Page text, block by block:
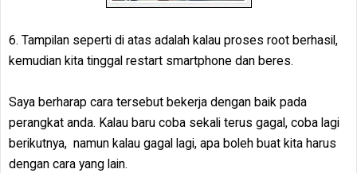
6. Tampilan seperti di atas adalah kalau proses root berhasil,
kemudian kita tinggal restart smartphone dan beres.
Saya berharap cara tersebut bekerja dengan baik pada
perangkat anda. Kalau baru coba sekali terus gagal, coba lagi
berikutnya, namun kalau gagal lagi, apa boleh buat kita harus
dengan cara yang lain.